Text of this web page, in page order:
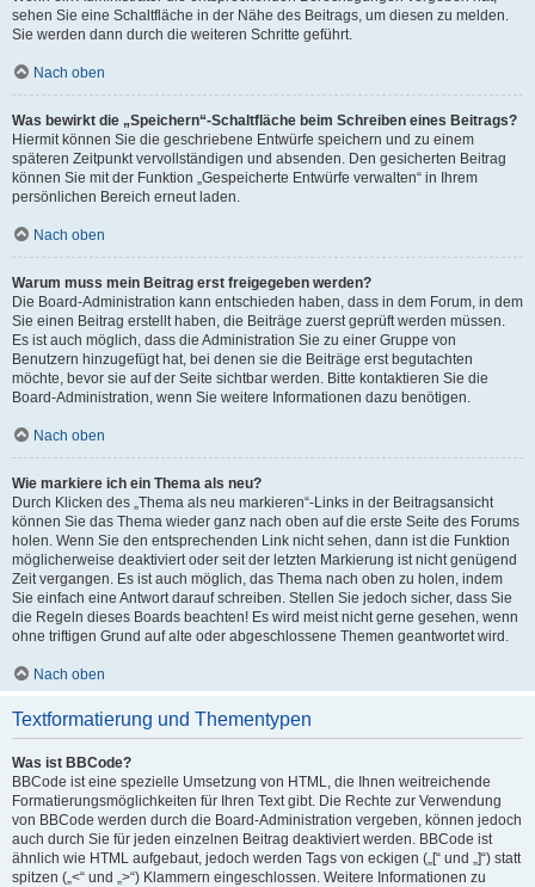
sehen Sie eine Schaltfläche in der Nähe des Beitrags, um diesen zu melden.
Sie werden dann durch die weiteren Schritte geführt.
Nach oben
Was bewirkt die „Speichern“-Schaltfläche beim Schreiben eines Beitrags?
Hiermit können Sie die geschriebene Entwürfe speichern und zu einem
späteren Zeitpunkt vervollständigen und absenden. Den gesicherten Beitrag
können Sie mit der Funktion „Gespeicherte Entwürfe verwalten“ in Ihrem
persönlichen Bereich erneut laden.
Nach oben
Warum muss mein Beitrag erst freigegeben werden?
Die Board-Administration kann entschieden haben, dass in dem Forum, in dem
Sie einen Beitrag erstellt haben, die Beiträge zuerst geprüft werden müssen.
Es ist auch möglich, dass die Administration Sie zu einer Gruppe von
Benutzern hinzugefügt hat, bei denen sie die Beiträge erst begutachten
möchte, bevor sie auf der Seite sichtbar werden. Bitte kontaktieren Sie die
Board-Administration, wenn Sie weitere Informationen dazu benötigen.
Nach oben
Wie markiere ich ein Thema als neu?
Durch Klicken des „Thema als neu markieren“-Links in der Beitragsansicht
können Sie das Thema wieder ganz nach oben auf die erste Seite des Forums
holen. Wenn Sie den entsprechenden Link nicht sehen, dann ist die Funktion
möglicherweise deaktiviert oder seit der letzten Markierung ist nicht genügend
Zeit vergangen. Es ist auch möglich, das Thema nach oben zu holen, indem
Sie einfach eine Antwort darauf schreiben. Stellen Sie jedoch sicher, dass Sie
die Regeln dieses Boards beachten! Es wird meist nicht gerne gesehen, wenn
ohne triftigen Grund auf alte oder abgeschlossene Themen geantwortet wird.
Nach oben
Textformatierung und Thementypen
Was ist BBCode?
BBCode ist eine spezielle Umsetzung von HTML, die Ihnen weitreichende
Formatierungsmöglichkeiten für Ihren Text gibt. Die Rechte zur Verwendung
von BBCode werden durch die Board-Administration vergeben, können jedoch
auch durch Sie für jeden einzelnen Beitrag deaktiviert werden. BBCode ist
ähnlich wie HTML aufgebaut, jedoch werden Tags von eckigen („[“ und „]“) statt
spitzen („<“ und „>“) Klammern eingeschlossen. Weitere Informationen zu